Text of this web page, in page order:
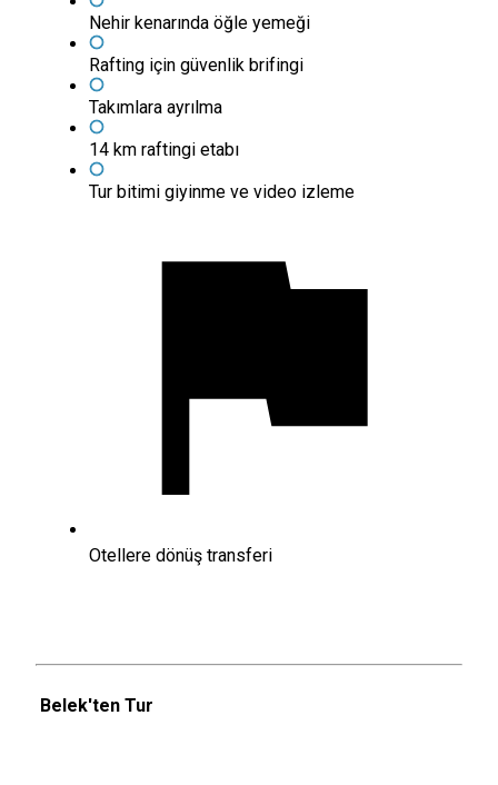
Nehir kenarında öğle yemeği
Rafting için güvenlik brifingi
Takımlara ayrılma
14 km raftingi etabı
Tur bitimi giyinme ve video izleme
Otellere dönüş transferi
Belek'ten Tur